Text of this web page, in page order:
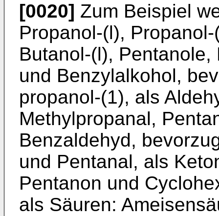
[0020] Zum Beispiel
Propanol-(l),
Butanol-(l),
und Benzylalkohol,
propanol-(1), als
Methylpropanal,
Benzaldehyd,
und Pentanal, als
Pentanon und
als Säuren: